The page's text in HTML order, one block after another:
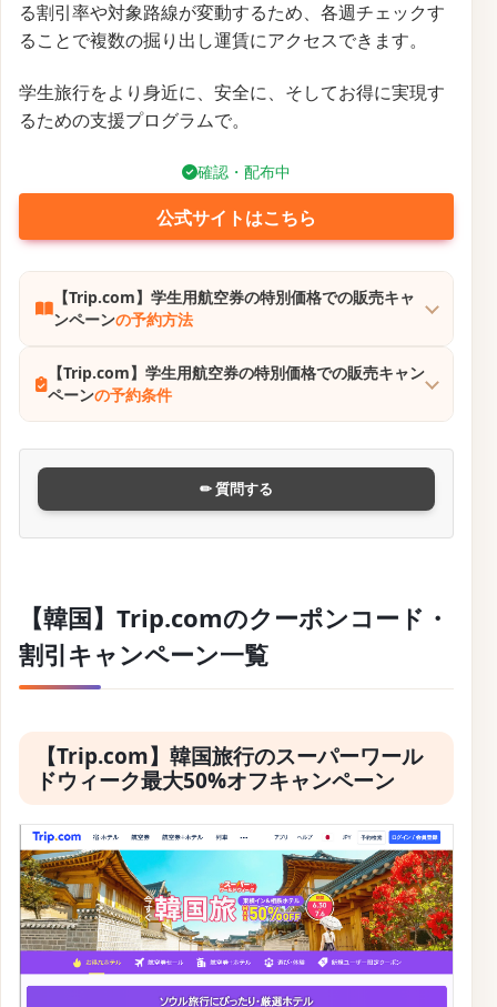
【Trip.com】大韓航空で韓国へ行こうクーポンキャ
ンペーンの予約方法
【Trip.com】大韓航空で韓国へ行こうクーポンキャン
ペーンの予約条件
【Trip.com】ジンエアーで韓国へ行こう
サービス名
Trip.com
終了時期
2026年4月26日
割引内容
割引キャンペーン
Trip.comでは、ジンエアーとの提携により、日本から
韓国への旅行をお得に楽しめるキャンペーンを実施中
です。
日本の主要10都市からソウルや釜山への直行便を含む
16路線が毎日運航されており、仁川空港では第2ター